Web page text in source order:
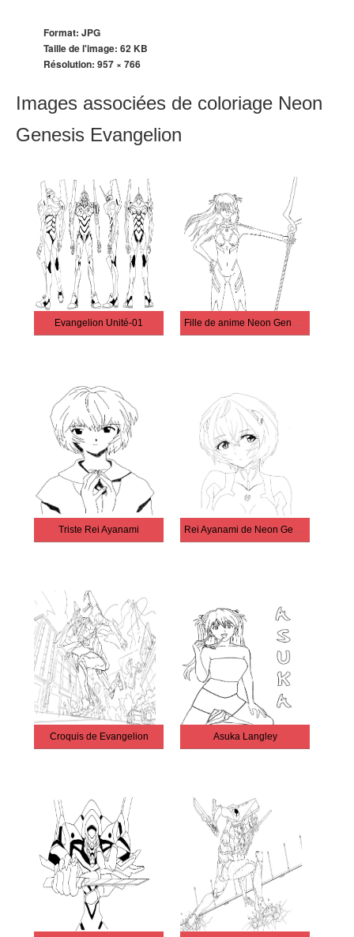
Format: JPG
Taille de l'image: 62 KB
Résolution: 957 × 766
Images associées de coloriage Neon
Genesis Evangelion
Evangelion Unité-01 Fille de anime Neon Genesis Evangelion
Triste Rei Ayanami Rei Ayanami de Neon Genesis Evangelion
Croquis de Evangelion Asuka Langley